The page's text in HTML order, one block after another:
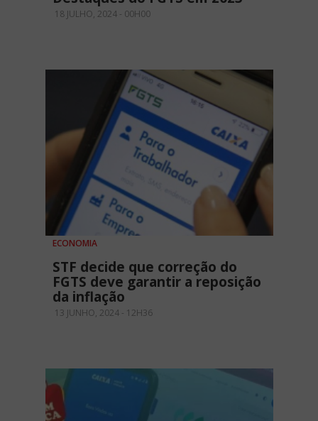
18 JULHO, 2024 - 00H00
ECONOMIA
STF decide que correção do
FGTS deve garantir a reposição
da inflação
13 JUNHO, 2024 - 12H36